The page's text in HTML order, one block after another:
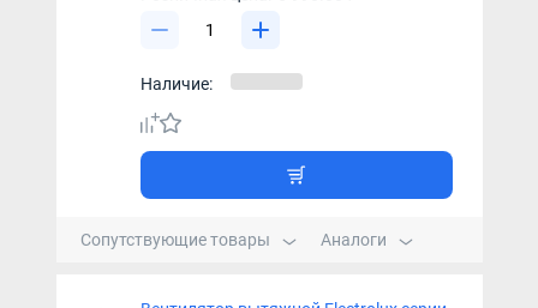
Наличие:
Сопутствующие товары Аналоги